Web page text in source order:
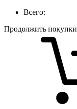
Всего:
Продолжить покупки